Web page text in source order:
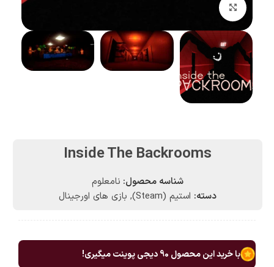
بزرگنمایی تصویر
Inside The Backrooms
شناسه محصول: نامعلوم
دسته: استیم (Steam) , بازی های اورجینال
با خرید این محصول 90دیجی پوینت میگیری!